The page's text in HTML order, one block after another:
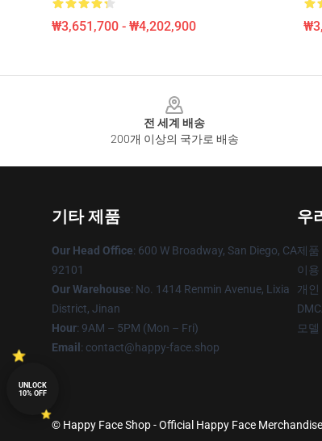
₩3,651,700 - ₩4,202,900
전 세계 배송
200개 이상의 국가로 배송
기타 제품
Our Head Office: 600 W Broadway, San Diego, CA
92101
Our Warehouse: No. 1414 Renmin Avenue, Lixia
District, Jinan
Hour: 9AM – 5PM (Mon – Fri)
Email : contact@happy-face.shop
우
제품
이용
개인
모
© Happy Face Shop - Official Happy Face
UNLOCK
10% OFF